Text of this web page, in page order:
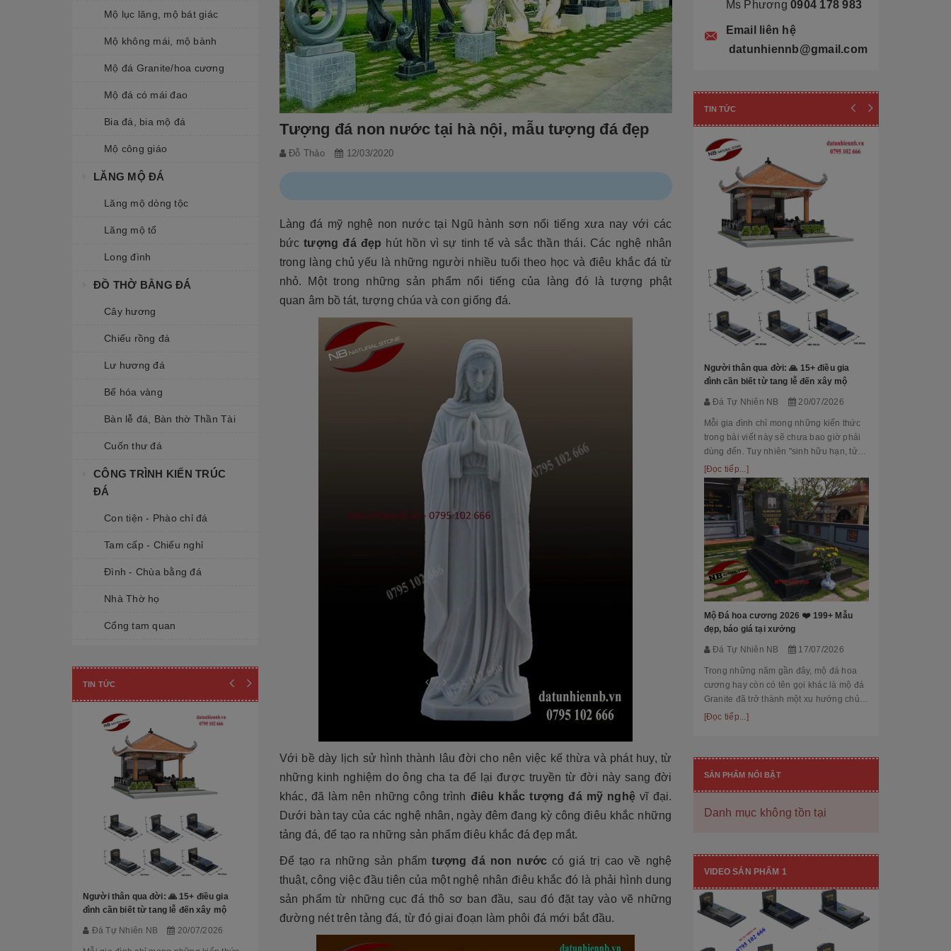
Mộ lục lăng, mộ bát giác
Mộ không mái, mộ bành
Mộ đá Granite/hoa cương
Mộ đá có mái đao
Bia đá, bia mộ đá
Mộ công giáo
LĂNG MỘ ĐÁ
Lăng mộ dòng tộc
Lăng mộ tổ
Long đình
ĐỒ THỜ BẰNG ĐÁ
Cây hương
Chiếu rồng đá
Lư hương đá
Bể hóa vàng
Bàn lễ đá, Bàn thờ Thần Tài
Cuốn thư đá
CÔNG TRÌNH KIẾN TRÚC
ĐÁ
Con tiện - Phào chỉ đá
Tam cấp - Chiếu nghỉ
Đình - Chùa bằng đá
Nhà Thờ họ
Cổng tam quan
Đài phun nước
TƯỢNG ĐÁ
Tượng Phúc- Lộc- Thọ
Tượng 18 vị la hán
Tượng Phật Địa Tạng
Tượng Phật Di Lặc
Tượng Quan Âm
Tượng Phật Thích Ca
TIN TỨC
Người thân qua đời: 🙏 15+ điều gia
đình cần biết từ tang lễ đến xây mộ
Đá Tự Nhiên NB 20/07/2026
đẹp, báo giá tại xưởng
Đá Tự Nhiên NB 17/07/2026
Trong những năm gần đây, mộ đá hoa
cương hay còn có tên gọi khác là mộ đá
Granite đã trở thành một xu hướng chủ
đạo trong thiết kế thi công mộ đá tự
Cẩn thận! 10+ Sai Lầm Cần Tránh Khi
Làm Mộ Đá Cho Người Thân
Đá Tự Nhiên NB 01/07/2026
Mộ phần là nơi yên nghỉ của người mất,
Cho Công Ty, Resort & Đô Thị Mới
Đá Tự Nhiên NB
Biển hiệu đá khối đang ngày càng được
nhiều công ty, khu đô thị mới, resort cao
cấp lựa chọn nhờ vẻ đẹp sang trọng, bề
thế cùng độ bền vượt trội. Không chỉ là
Tượng đá non nước tại hà nội, mẫu tượng đá đẹp
Đỗ Thảo 12/03/2020
Làng đá mỹ nghệ non nước tại Ngũ hành sơn nổi tiếng xưa nay với các
bứctượng đá đẹp hút hồn vì sự tinh tế và sắc thần thái. Các nghệ nhân
trong làng chủ yếu là những người nhiều tuổi theo học và điêu khắc đá từ
nhỏ. Một trong những sản phẩm nổi tiếng của làng đó là tượng phật
quan âm bồ tát, tượng chúa và con giống đá.
Với bề dày lịch sử hình thành lâu đời cho nên việc kế thừa và phát huy, từ
những kinh nghiệm do ông cha ta để lại được truyền từ đời này sang đời
khác, đã làm nên những công trình điêu khắc tượng đá mỹ nghệ vĩ đại.
Dưới bàn tay của các nghệ nhân, ngày đêm đang kỳ công điêu khắc những
tảng đá, để tạo ra những sản phẩm điêu khắc đá đẹp mắt.
Để tạo ra những sản phẩmtượng đá non nước có giá trị cao về nghệ
thuật, công việc đầu tiên của một nghệ nhân điêu khắc đó là phải hình dung
sản phẩm từ những cục đá thô sơ ban đầu, sau đó đặt tay vào vẽ những
đường nét trên tảng đá, từ đó giai đoạn làm phôi đá mới bắt đầu.
Ms Phương 0904 178 983
Email liên hệ
datunhiennb@gmail.com
TIN TỨC
Người thân qua đời: 🙏 15+ điều gia
đình cần biết từ tang lễ đến xây mộ
Đá Tự Nhiên NB 20/07/2026
Mỗi gia đình chỉ mong những kiến thức
trong bài viết này sẽ chưa bao giờ phải
dùng đến. Tuy nhiên "sinh hữu hạn, tử
bất kỳ" việc chuẩn bị đầy đủ kiến thức về
các thủ tục, nghi lễ và xây dựng mộ
phầ...
[Đọc tiếp...]
Mộ Đá hoa cương 2026 ❤️ 199+ Mẫu
đẹp, báo giá tại xưởng
Đá Tự Nhiên NB 17/07/2026
Trong những năm gần đây, mộ đá hoa
cương hay còn có tên gọi khác là mộ đá
Granite đã trở thành một xu hướng chủ
đạo trong thiết kế thi công mộ đá tự
[Đọc tiếp...]
SẢN PHẨM NỔI BẬT
Danh mục không tồn tại
VIDEO SẢN PHẨM 1